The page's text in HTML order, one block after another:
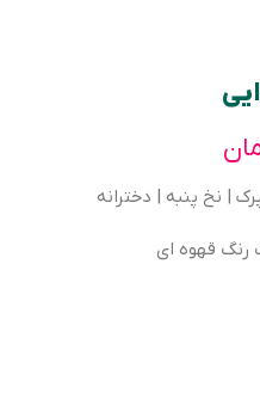
| نخ پنبه | دخترانه
رنگ قهوه ای